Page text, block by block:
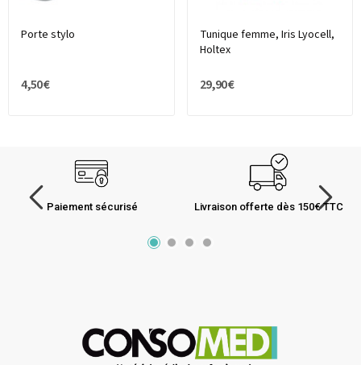
Porte stylo
4,50 €
Tunique femme, Iris Lyocell,
Holtex
29,90 €
Paiement sécurisé Livraison offerte dès 150€ TTC